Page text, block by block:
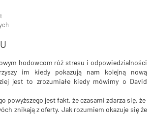
hodowcom róż stresu i odpowiedzialności
im kiedy pokazują nam kolejną nową
jest to zrozumiałe kiedy mówimy o David
powyższego jest fakt, że czasami zdarza się, że
znikają z oferty. Jak rozumiem okazuje się że